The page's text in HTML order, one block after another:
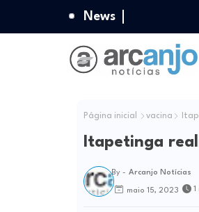
News
Página inicial vacina
Itapetinga
By - Arcanjo Notícias
maio 15, 2023 1